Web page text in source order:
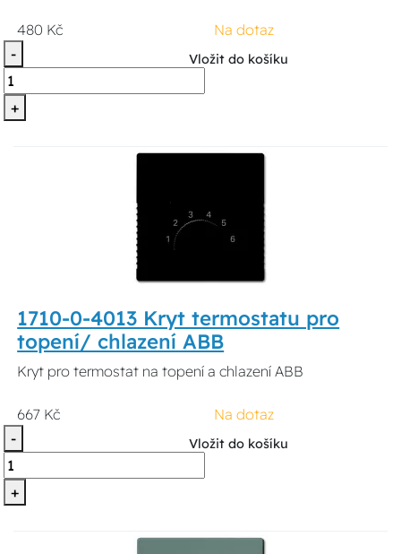
480 Kč
Na dotaz
-
+
Vložit do košíku
1710-0-4013 Kryt termostatu pro
topení/ chlazení ABB
Kryt pro termostat na topení a chlazení ABB
667 Kč
Na dotaz
-
+
Vložit do košíku